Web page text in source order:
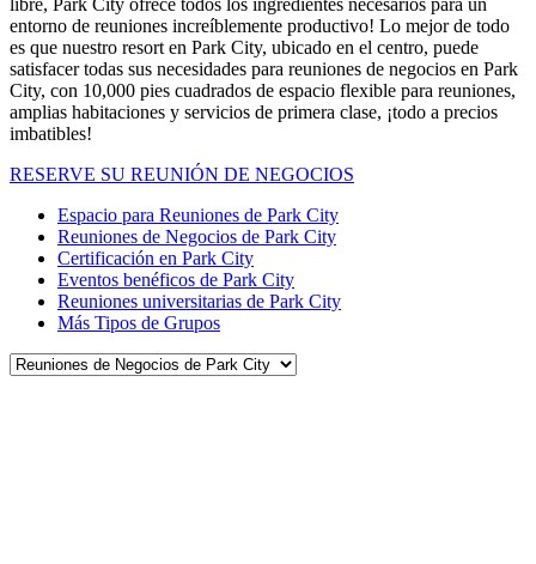
entorno de reuniones increíblemente productivo! Lo mejor de todo
es que nuestro resort en Park City, ubicado en el centro, puede
satisfacer todas sus necesidades para reuniones de negocios en Park
City, con 10,000 pies cuadrados de espacio flexible para reuniones,
amplias habitaciones y servicios de primera clase, ¡todo a precios
imbatibles!
RESERVE SU REUNIÓN DE NEGOCIOS
Espacio para Reuniones de Park City
Reuniones de Negocios de Park City
Certificación en Park City
Eventos benéficos de Park City
Reuniones universitarias de Park City
Más Tipos de Grupos